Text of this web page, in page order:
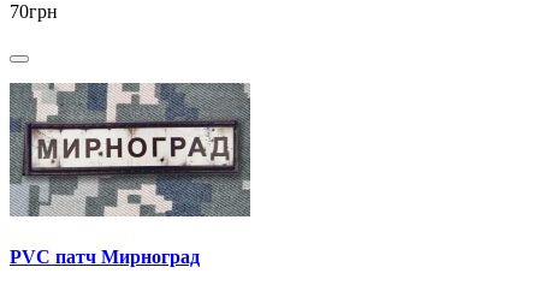
70грн
PVC патч Мирноград